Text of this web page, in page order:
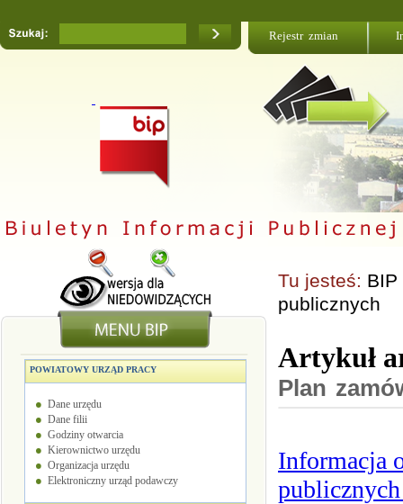
Rejestr zmian
POWIATOWY URZĄD PRACY
Dane urzędu
Dane filii
Godziny otwarcia
Kierownictwo urzędu
Organizacja urzędu
Elektroniczny urząd podawczy
Tu jesteś: BIP
publicznych
Artykuł
Plan
Informacja